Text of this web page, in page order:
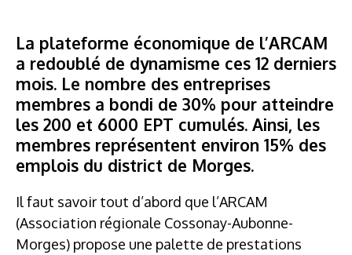
La plateforme économique de l’ARCAM
a redoublé de dynamisme ces 12 derniers
mois. Le nombre des entreprises
membres a bondi de 30% pour atteindre
les 200 et 6000 EPT cumulés. Ainsi, les
membres représentent environ 15% des
emplois du district de Morges.
Il faut savoir tout d’abord que l’ARCAM
(Association régionale Cossonay-Aubonne-
Morges) propose une palette de prestations